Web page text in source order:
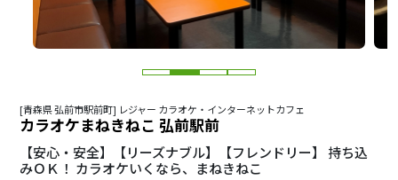
[青森県 弘前市駅前町] レジャー カラオケ・インターネットカフェ
カラオケまねきねこ 弘前駅前
【安心・安全】【リーズナブル】【フレンドリー】 持ち込
みＯＫ！ カラオケいくなら、まねきねこ